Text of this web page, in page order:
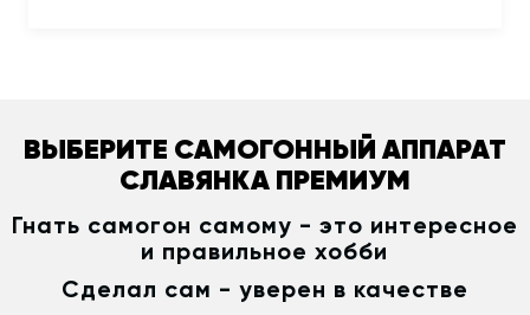
ВЫБЕРИТЕ САМОГОННЫЙ АППАРАТ
СЛАВЯНКА ПРЕМИУМ
Гнать самогон самому - это интересное
и правильное хобби
Сделал сам - уверен в качестве